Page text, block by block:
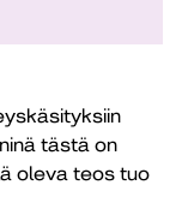
tästä on
oleva teos tuo